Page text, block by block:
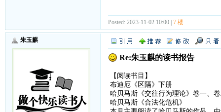
Posted: 2023-11-02 10:00 | 7 楼
朱玉麒
Re:朱玉麒的读书报告
【阅读书目】
布迪厄《区隔》下册
哈贝马斯《交往行为理论》卷一、
哈贝马斯《合法化危机》